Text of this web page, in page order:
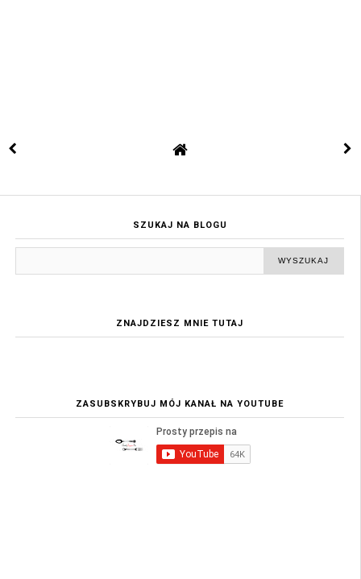
SZUKAJ NA BLOGU
ZNAJDZIESZ MNIE TUTAJ
ZASUBSKRYBUJ MÓJ KANAŁ NA YOUTUBE